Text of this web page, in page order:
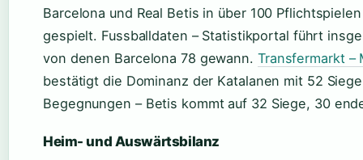
Barcelona und Real Betis in über 100
gespielt. Fussballdaten – Statistikportal führt
von denen Barcelona 78 gewann. Transfermarkt
bestätigt die Dominanz der Katalanen mit 52
Begegnungen – Betis kommt auf 32 Siege, 30
Heim- und Auswärtsbilanz